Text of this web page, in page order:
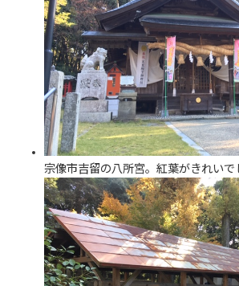
宗像市吉留の八所宮。紅葉がきれいで